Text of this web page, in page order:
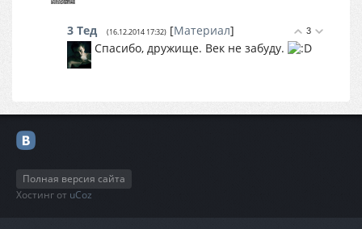
3
3 Тед (16.12.2014 17:32) [Материал]
Спасибо, дружище. Век не забуду.
Полная версия сайта
Хостинг от uCoz